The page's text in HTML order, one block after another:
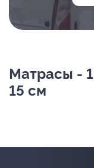
Матрасы -
15 см